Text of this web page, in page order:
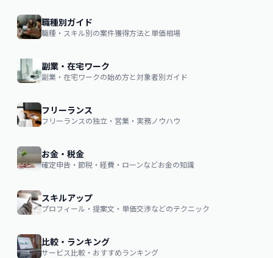
職種別ガイド
職種・スキル別の案件獲得方法と単価相場
副業・在宅ワーク
副業・在宅ワークの始め方と対象者別ガイド
フリーランス
フリーランスの独立・営業・実務ノウハウ
お金・税金
確定申告・節税・経費・ローンなどお金の知識
スキルアップ
プロフィール・提案文・単価交渉などのテクニック
比較・ランキング
サービス比較・おすすめランキング